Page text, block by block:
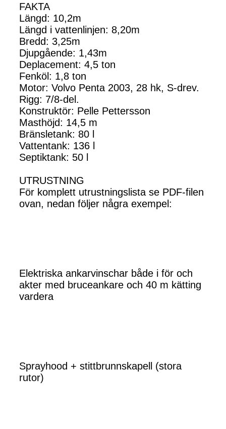
FAKTA
Längd: 10,2m
Längd i vattenlinjen: 8,20m
Bredd: 3,25m
Djupgående: 1,43m
Deplacement: 4,5 ton
Fenköl: 1,8 ton
Motor: Volvo Penta 2003, 28 hk, S-drev.
Rigg: 7/8-del.
Konstruktör: Pelle Pettersson
Masthöjd: 14,5 m
Bränsletank: 80 l
Vattentank: 136 l
Septiktank: 50 l
UTRUSTNING
För komplett utrustningslista se PDF-filen
ovan, nedan följer några exempel:
Elektriska ankarvinschar både i för och
akter med bruceankare och 40 m kätting
vardera
Sprayhood + stittbrunnskapell (stora
rutor)